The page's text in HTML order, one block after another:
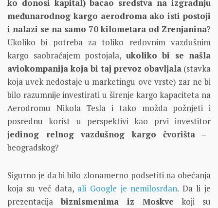
ko donosi kapital) bacao sredstva na izgradnju
međunarodnog kargo aerodroma ako isti postoji
i nalazi se na samo 70 kilometara od Zrenjanina?
Ukoliko bi potreba za toliko redovnim vazdušnim
kargo saobraćajem postojala, ukoliko bi se našla
aviokompanija koja bi taj prevoz obavljala(stavka
koja uvek nedostaje u marketingu ove vrste) zar ne bi
bilo razumnije investirati u širenje kargo kapaciteta na
Aerodromu Nikola Tesla i tako možda požnjeti i
posrednu korist u perspektivi kao prvi investitor
jedinog relnog vazdušnog kargo čvorišta –
beogradskog?
Sigurno je da bi bilo zlonamerno podsetiti na obećanja
koja su već data, ali Google je nemilosrdan. Da li je
prezentacija biznismenima iz Moskve koji su